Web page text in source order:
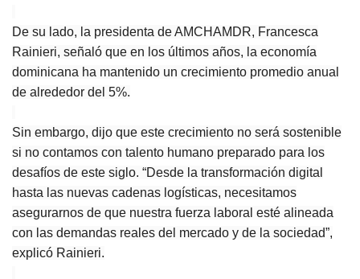
De su lado, la presidenta de AMCHAMDR, Francesca
Rainieri, señaló que en los últimos años, la economía
dominicana ha mantenido un crecimiento promedio anual
de alrededor del 5%.
Sin embargo, dijo que este crecimiento no será sostenible
si no contamos con talento humano preparado para los
desafíos de este siglo. “Desde la transformación digital
hasta las nuevas cadenas logísticas, necesitamos
asegurarnos de que nuestra fuerza laboral esté alineada
con las demandas reales del mercado y de la sociedad”,
explicó Rainieri.